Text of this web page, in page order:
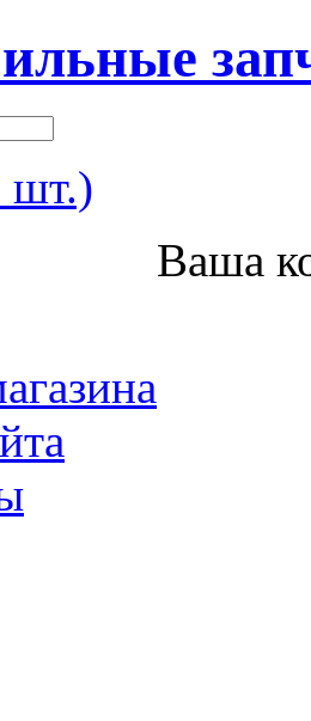
шт.)
Ваша